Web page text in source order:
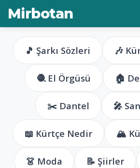
Mirbotan
🎵 Şarkı Sözleri 🎶
🧶 El Örgüsü 🏠
✂️ Dantel 🎤
📖 Kürtçe Nedir 🏔️
👗 Moda 📝 Şiirler